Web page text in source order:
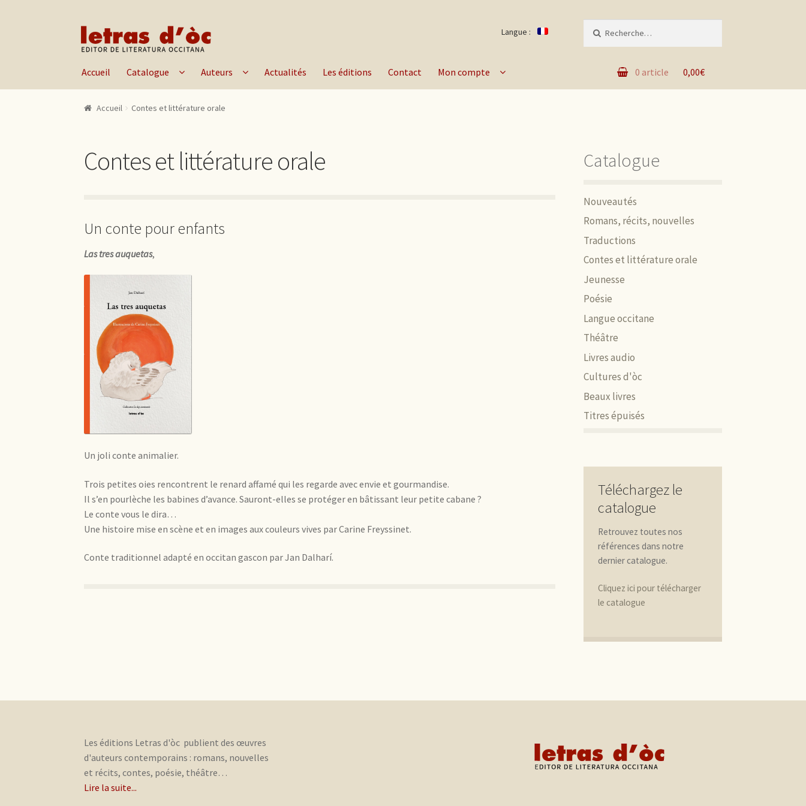
Aller à la navigation
Aller au contenu Langue :
Accueil Catalogue Auteurs Actualités Les éditions Contact Mon compte 0,00€
0 article
Accueil Contes et littérature orale
Contes et littérature orale
Un conte pour enfants
Las tres auquetas,
Un joli conte animalier.
Trois petites oies rencontrent le renard affamé qui les regarde avec envie et gourmandise.
Il s’en pourlèche les babines d’avance. Sauront-elles se protéger en bâtissant leur petite cabane ?
Le conte vous le dira…
Une histoire mise en scène et en images aux couleurs vives par Carine Freyssinet.
Conte traditionnel adapté en occitan gascon par Jan Dalharí.
Catalogue
Nouveautés
Romans, récits, nouvelles
Traductions
Contes et littérature orale
Jeunesse
Poésie
Langue occitane
Théâtre
Livres audio
Cultures d'òc
Beaux livres
Titres épuisés
Téléchargez le
catalogue
Retrouvez toutes nos
références dans notre
dernier catalogue.
Cliquez ici pour télécharger
le catalogue
Les éditions Letras d'òc publient des œuvres
d'auteurs contemporains : romans, nouvelles
et récits, contes, poésie, théâtre…
Lire la suite...